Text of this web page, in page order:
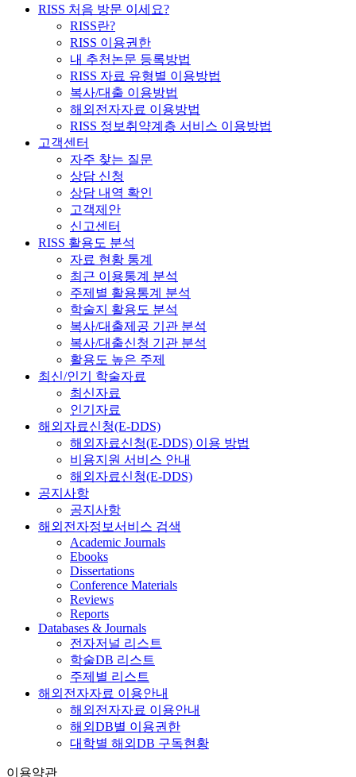
RISS 처음 방문 이세요?
RISS란?
RISS 이용권한
내 추천논문 등록방법
RISS 자료 유형별 이용방법
복사/대출 이용방법
해외전자자료 이용방법
RISS 정보취약계층 서비스 이용방법
고객센터
자주 찾는 질문
상담 신청
상담 내역 확인
고객제안
신고센터
RISS 활용도 분석
자료 현황 통계
최근 이용통계 분석
주제별 활용통계 분석
학술지 활용도 분석
복사/대출제공 기관 분석
복사/대출신청 기관 분석
활용도 높은 주제
최신/인기 학술자료
최신자료
인기자료
해외자료신청(E-DDS)
해외자료신청(E-DDS) 이용 방법
비용지원 서비스 안내
해외자료신청(E-DDS)
공지사항
공지사항
해외전자정보서비스 검색
Academic Journals
Ebooks
Dissertations
Conference Materials
Reviews
Reports
Databases & Journals
전자저널 리스트
학술DB 리스트
주제별 리스트
해외전자자료 이용안내
해외전자자료 이용안내
해외DB별 이용권한
대학별 해외DB 구독현황
이용약관